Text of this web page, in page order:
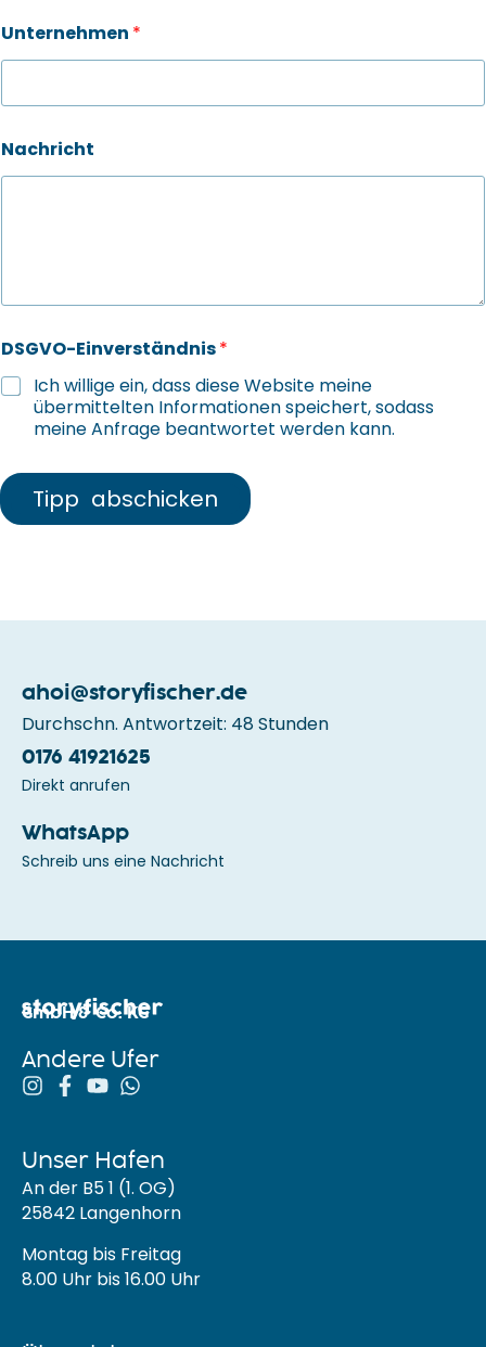
Unternehmen *
U
n
h
e
n
J
o
z
e
i
n
Nachricht
DSGVO-Einverständnis*
Ich willige ein, dass diese Website meine
übermittelten Informationen speichert, sodass
meine Anfrage beantwortet werden kann.
Tipp abschicken
ahoi@storyfischer.de
Durchschn. Antwortzeit: 48 Stunden
0176 41921625
Direkt anrufen
WhatsApp
Schreib uns eine Nachricht
GmbH & Co. KG
Andere Ufer
Unser Hafen
An der B5 1 (1. OG)
25842 Langenhorn
Montag bis Freitag
8.00 Uhr bis 16.00 Uhr